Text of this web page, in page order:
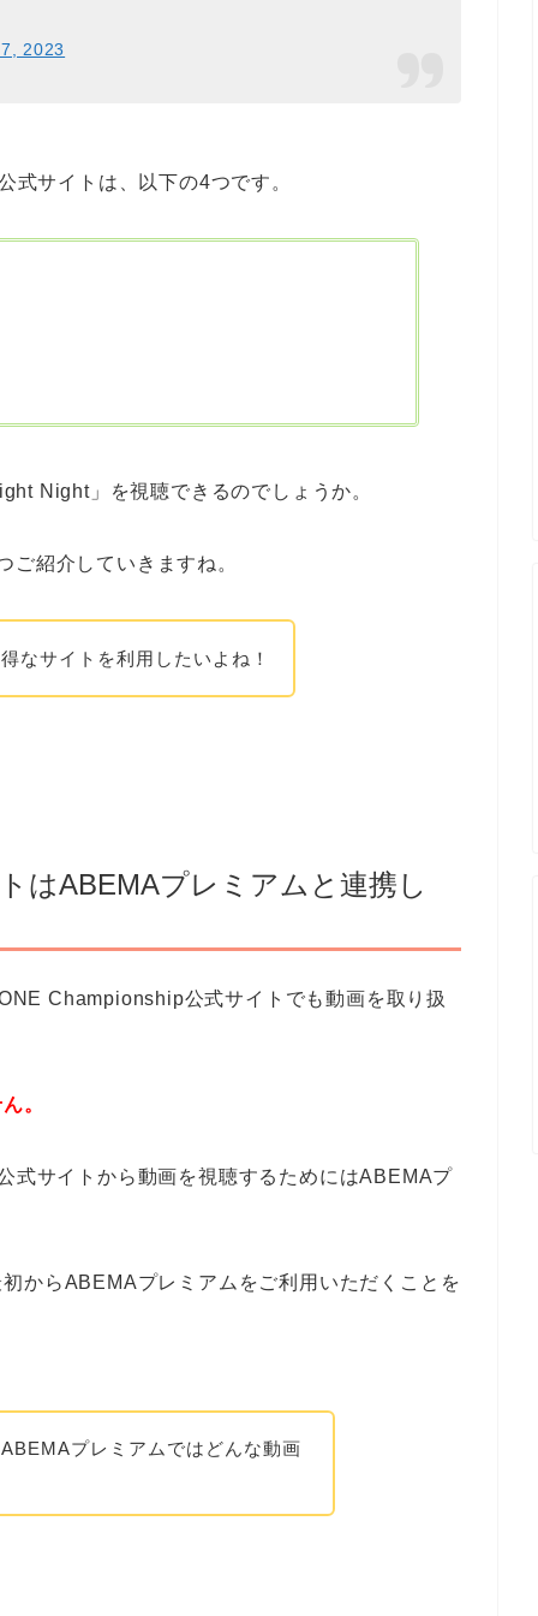
2023
サイトは、以下の4つです。
Night」を視聴できるのでしょうか。
ご紹介していきますね。
なサイトを利用したいよね！
はABEMAプレミアムと連携し
Championship公式サイトでも動画を取り扱
。
式サイトから動画を視聴するためにはABEMAプ
からABEMAプレミアムをご利用いただくことを
プレミアムではどんな動画